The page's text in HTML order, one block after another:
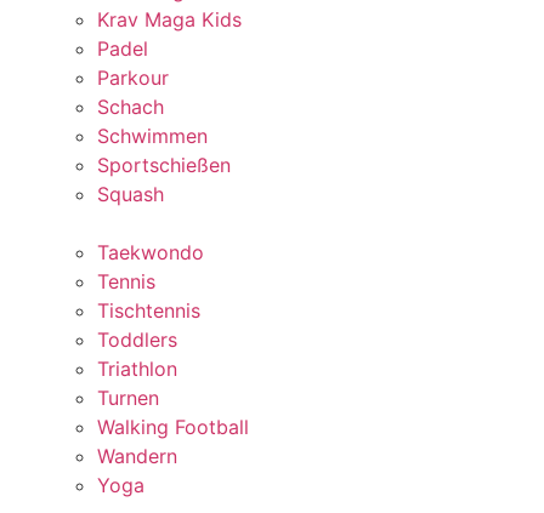
Krav Maga Kids
Padel
Parkour
Schach
Schwimmen
Sportschießen
Squash
Taekwondo
Tennis
Tischtennis
Toddlers
Triathlon
Turnen
Walking Football
Wandern
Yoga